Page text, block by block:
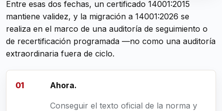
Entre esas dos fechas, un certificado 14001:2015
mantiene validez, y la migración a 14001:2026 se
realiza en el marco de una auditoría de seguimiento o
de recertificación programada —no como una auditoría
extraordinaria fuera de ciclo.
Ahora.
Conseguir el texto oficial de la norma y